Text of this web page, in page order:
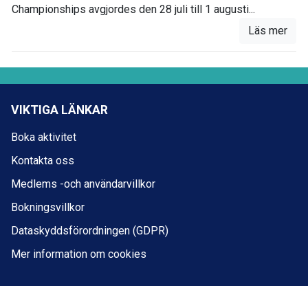
Championships avgjordes den 28 juli till 1 augusti...
Läs mer
VIKTIGA LÄNKAR
Boka aktivitet
Kontakta oss
Medlems -och användarvillkor
Bokningsvillkor
Dataskyddsförordningen (GDPR)
Mer information om cookies